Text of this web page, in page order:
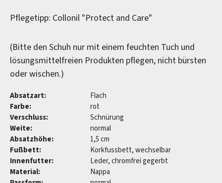
Pflegetipp: Collonil "Protect and Care"
(Bitte den Schuh nur mit einem feuchten Tuch und
lösungsmittelfreien Produkten pflegen, nicht bürsten
oder wischen.)
Absatzart:
Flach
Farbe:
rot
Verschluss:
Schnürung
Weite:
normal
Absatzhöhe:
1,5 cm
Fußbett:
Korkfussbett, wechselbar
Innenfutter:
Leder, chromfrei gegerbt
Material:
Nappa